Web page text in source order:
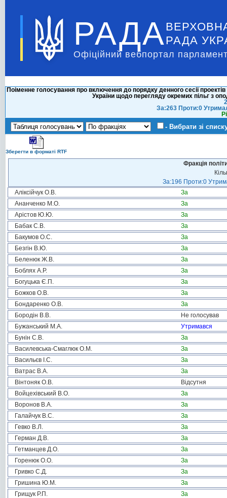
РАДА РАДА
Офіційний вебпортал
Поіменне голосування про включення до порядку денного сесії
України щодо перегляду окремих пільг з
За:263 Проти:0
- Вибрати зі
Зберегти в форматі RTF
Фракція
За:196 Проти:0
Аліксійчук О.В.
За
Ананченко М.О.
За
Арістов Ю.Ю.
За
Бабак С.В.
За
Бакумов О.С.
За
Безгін В.Ю.
За
Беленюк Ж.В.
За
Боблях А.Р.
За
Богуцька Є.П.
За
Божков О.В.
За
Бондаренко О.В.
За
Бородін В.В.
Не голосував
Бужанський М.А.
Утримався
Бунін С.В.
За
Василевська-Смаглюк О.М.
За
Васильєв І.С.
За
Ватрас В.А.
За
Вінтоняк О.В.
Відсутня
Войцехівський В.О.
За
Воронов В.А.
За
Галайчук В.С.
За
Гевко В.Л.
За
Герман Д.В.
За
Гетманцев Д.О.
За
Горенюк О.О.
За
Гривко С.Д.
За
Гришина Ю.М.
За
Грищук Р.П.
За